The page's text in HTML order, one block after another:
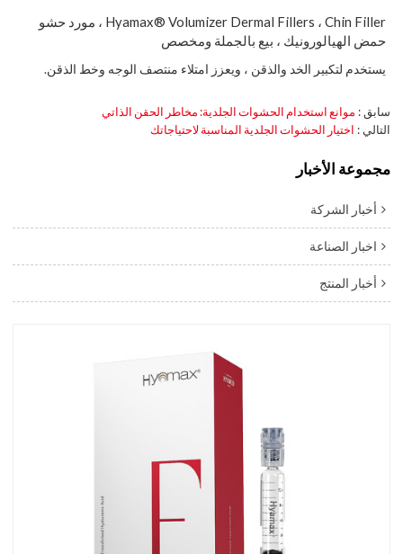
Hyamax® Volumizer Dermal Fillers ، Chin Filler ، مورد حشو
حمض الهيالورونيك ، بيع بالجملة ومخصص
يستخدم لتكبير الخد والذقن ، ويعزز امتلاء منتصف الوجه وخط الذقن.
سابق
موانع استخدام الحشوات الجلدية: مخاطر الحقن الذاتي
التالي
اختيار الحشوات الجلدية المناسبة لاحتياجاتك
مجموعة الأخبار
أخبار الشركة
اخبار الصناعة
أخبار المنتج